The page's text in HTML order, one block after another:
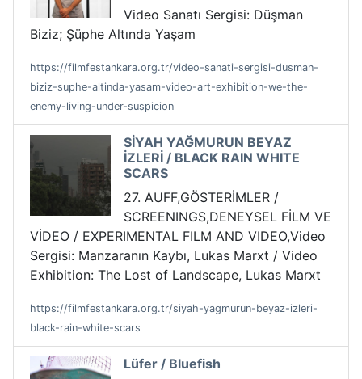
Video Sanatı Sergisi: Düşman
Biziz; Şüphe Altında Yaşam
https://filmfestankara.org.tr/video-sanati-sergisi-dusman-
biziz-suphe-altinda-yasam-video-art-exhibition-we-the-
enemy-living-under-suspicion
SİYAH YAĞMURUN BEYAZ
İZLERİ / BLACK RAIN WHITE
SCARS
27. AUFF,GÖSTERİMLER /
SCREENINGS,DENEYSEL FİLM VE
VİDEO / EXPERIMENTAL FILM AND VIDEO,Video
Sergisi: Manzaranın Kaybı, Lukas Marxt / Video
Exhibition: The Lost of Landscape, Lukas Marxt
https://filmfestankara.org.tr/siyah-yagmurun-beyaz-izleri-
black-rain-white-scars
Lüfer / Bluefish